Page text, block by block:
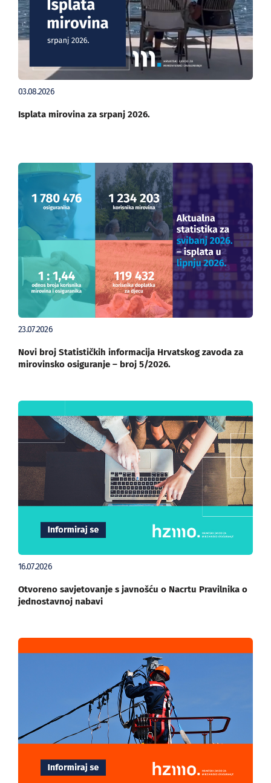
03.08.2026
Isplata mirovina za srpanj 2026.
23.07.2026
Novi broj Statističkih informacija Hrvatskog zavoda za
mirovinsko osiguranje – broj 5/2026.
16.07.2026
Otvoreno savjetovanje s javnošću o Nacrtu Pravilnika o
jednostavnoj nabavi